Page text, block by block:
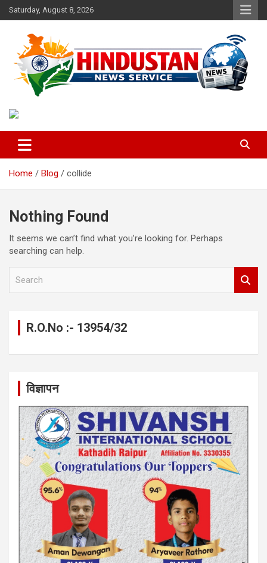
Skip
to
Saturday, August 8, 2026
Hindustan News Service
Home Blog collide
Nothing Found
It seems we can’t find what you’re looking for. Perhaps
searching can help.
R.O.No :- 13954/32
विज्ञापन